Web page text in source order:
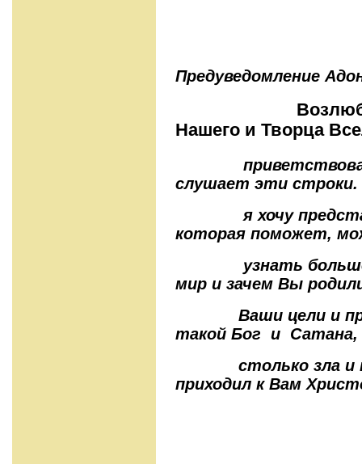
Предуведомление
Нашего и Творца
слушает эти строки.
я хочу
которая поможет,
узнать больше о
мир и зачем Вы
Ваши цели и
такой Бог и
столько зла и
приходил к Вам